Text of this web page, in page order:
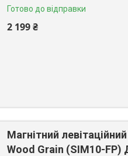
Готово до відправки
2 199 ₴
Магнітний
Wood Grain (SIM10-FP)